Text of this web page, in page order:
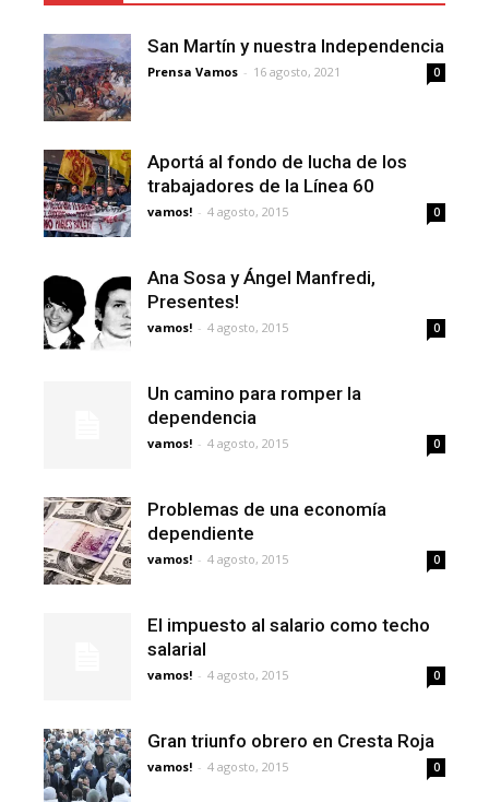
San Martín y nuestra Independencia
Prensa Vamos - 16 agosto, 2021 0
Aportá al fondo de lucha de los
trabajadores de la Línea 60
vamos! - 4 agosto, 2015 0
Ana Sosa y Ángel Manfredi,
Presentes!
vamos! - 4 agosto, 2015 0
Un camino para romper la
dependencia
vamos! - 4 agosto, 2015 0
Problemas de una economía
dependiente
vamos! - 4 agosto, 2015 0
El impuesto al salario como techo
salarial
vamos! - 4 agosto, 2015 0
Gran triunfo obrero en Cresta Roja
vamos! - 4 agosto, 2015 0